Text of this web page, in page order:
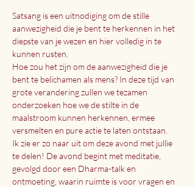
Satsang is een uitnodiging om de stille
aanwezigheid die je bent te herkennen in het
diepste van je wezen en hier volledig in te
kunnen rusten.
Hoe zou het zijn om de aanwezigheid die je
bent te belichamen als mens? In deze tijd van
grote verandering zullen we tezamen
onderzoeken hoe we de stilte in de
maalstroom kunnen herkennen, ermee
versmelten en pure actie te laten ontstaan.
Ik zie er zo naar uit om deze avond met jullie
te delen! De avond begint met meditatie,
gevolgd door een Dharma-talk en
ontmoeting, waarin ruimte is voor vragen en